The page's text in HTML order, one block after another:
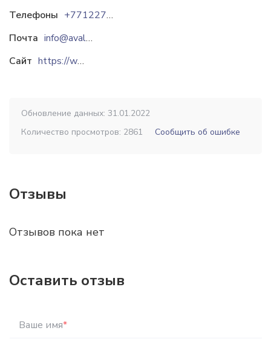
Телефоны
+77122755096
Почта
info@avalongroup.kz
Сайт
https://www.avalongroup.kz
Обновление данных: 31.01.2022
Количество просмотров: 2861
Сообщить об ошибке
Отзывы
Отзывов пока нет
Оставить отзыв
Ваше имя*